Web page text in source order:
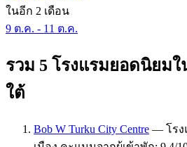
ในอีก 2 เดือน
9 ต.ค. - 11 ต.ค.
รวม 5 โรงแรมยอดนิยม
ใต้
Bob W Turku City Centre — โรง